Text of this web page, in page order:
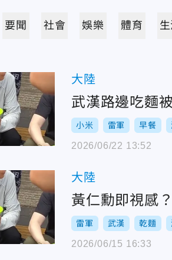
要聞 社會 娛樂 體育
大陸
武漢路邊吃麵
小米 雷軍 早餐
2026/06/22 13:52
大陸
黃仁勳即視感
雷軍 武漢 乾麵
2026/06/15 16:33